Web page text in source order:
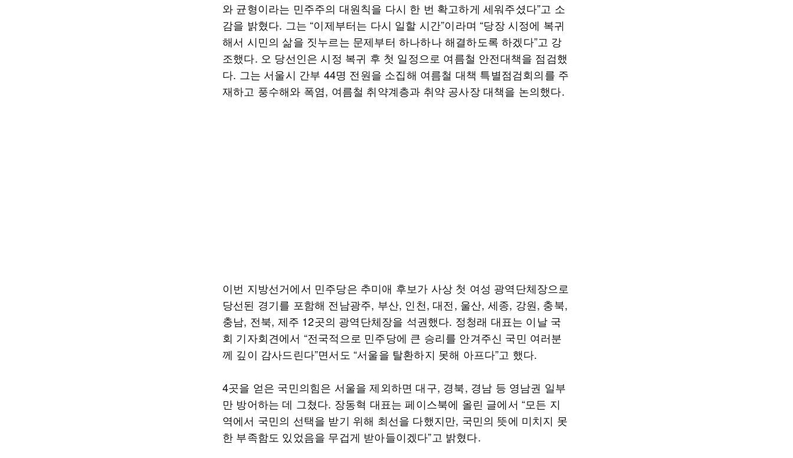
와 균형이라는 민주주의 대원칙을 다시 한 번 확고하게 세워주셨다”고 소
감을 밝혔다. 그는 “이제부터는 다시 일할 시간”이라며 “당장 시정에 복귀
해서 시민의 삶을 짓누르는 문제부터 하나하나 해결하도록 하겠다”고 강
조했다. 오 당선인은 시정 복귀 후 첫 일정으로 여름철 안전대책을 점검했
다. 그는 서울시 간부 44명 전원을 소집해 여름철 대책 특별점검회의를 주
재하고 풍수해와 폭염, 여름철 취약계층과 취약 공사장 대책을 논의했다.
이번 지방선거에서 민주당은 추미애 후보가 사상 첫 여성 광역단체장으로
당선된 경기를 포함해 전남광주, 부산, 인천, 대전, 울산, 세종, 강원, 충북,
충남, 전북, 제주 12곳의 광역단체장을 석권했다. 정청래 대표는 이날 국
회 기자회견에서 “전국적으로 민주당에 큰 승리를 안겨주신 국민 여러분
께 깊이 감사드린다”면서도 “서울을 탈환하지 못해 아프다”고 했다.
4곳을 얻은 국민의힘은 서울을 제외하면 대구, 경북, 경남 등 영남권 일부
만 방어하는 데 그쳤다. 장동혁 대표는 페이스북에 올린 글에서 “모든 지
역에서 국민의 선택을 받기 위해 최선을 다했지만, 국민의 뜻에 미치지 못
한 부족함도 있었음을 무겁게 받아들이겠다”고 밝혔다.